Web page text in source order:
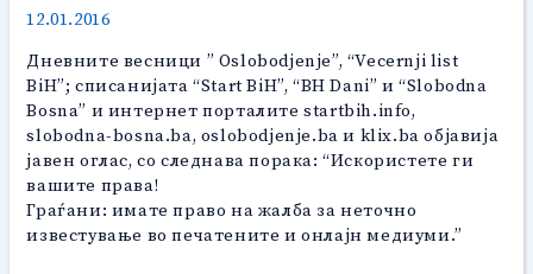
12.01.2016
Дневните весници ” Oslobodjenje”, “Vecernji list
BiH”; списанијата “Start BiH”, “BH Dani” и “Slobodna
Bosna” и интернет порталите startbih.info,
slobodna-bosna.ba, oslobodjenje.ba и klix.ba објавија
јавен оглас, со следнава порака: “Искористете ги
вашите права!
Граѓани: имате право на жалба за неточно
известување во печатените и онлајн медиуми.”